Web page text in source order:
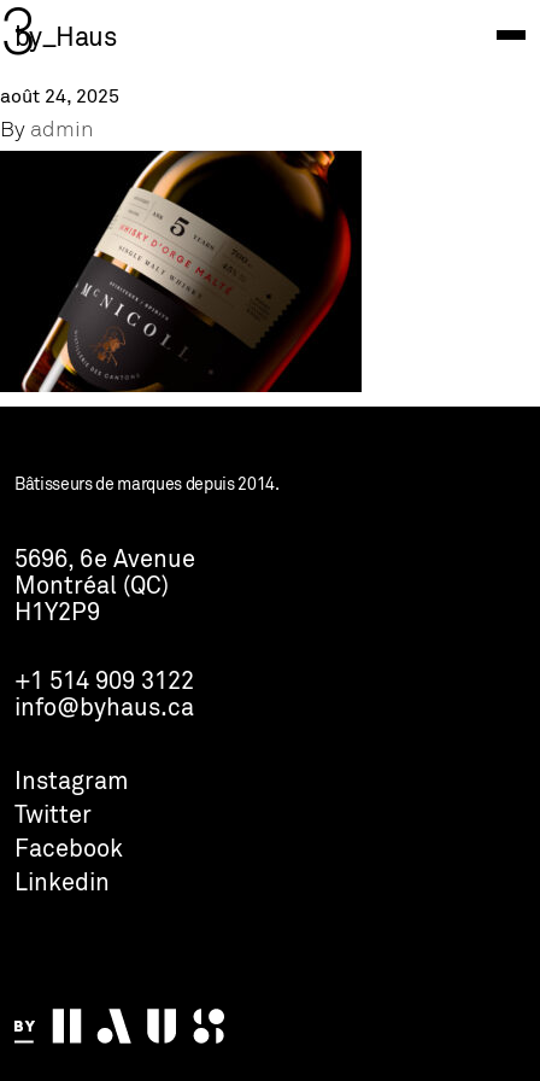
by_Haus
3
août 24, 2025
By admin
Bâtisseurs de marques depuis 2014.
5696, 6e Avenue
Montréal (QC)
H1Y2P9
+1 514 909 3122
info@byhaus.ca
Instagram
Twitter
Facebook
Linkedin